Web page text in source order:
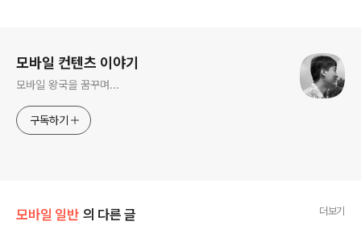
모바일 컨텐츠 이야기
모바일 왕국을 꿈꾸며...
구독하기
모바일 일반 의 다른 글 더보기